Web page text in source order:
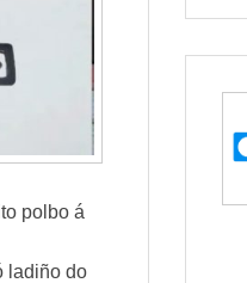
polbo á
ladiño do